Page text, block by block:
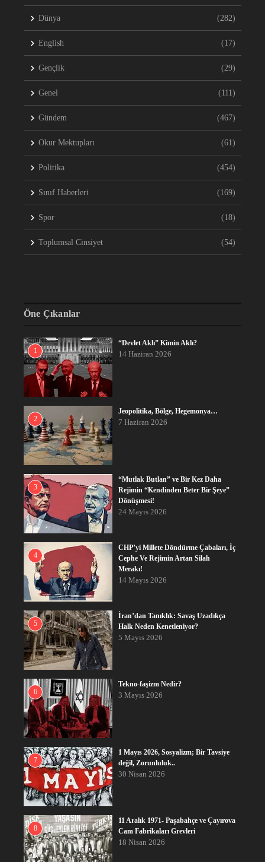
Dünya (282)
English (17)
Gençlik (29)
Genel (111)
Gündem (467)
Okur Mektupları (61)
Politika (454)
Sınıf Haberleri (169)
Spor (18)
Toplumsal Cinsiyet (54)
Öne Çıkanlar
1
“Devlet Aklı” Kimin Aklı?
14 Haziran 2026
2
Jeopolitika, Bölge, Hegemonya…
7 Haziran 2026
3
“Mutlak Butlan” ve Bir Kez Daha
Rejimin “Kendinden Beter Bir Şeye”
Dönüşmesi!
24 Mayıs 2026
4
CHP’yi Millete Döndürme Çabaları, İç
Cephe Ve Rejimin Artan Silah
Merakı!
14 Mayıs 2026
5
İran’dan Tanıklık: Savaş Uzadıkça
Halk Neden Kenetleniyor?
5 Mayıs 2026
6
Tekno-faşizm Nedir?
3 Mayıs 2026
7
1 Mayıs 2026, Sosyalizm; Bir Tavsiye
değil, Zorunluluk..
30 Nisan 2026
8
11 Aralık 1971- Paşabahçe ve Çayırova
Cam Fabrikaları Grevleri
18 Nisan 2026